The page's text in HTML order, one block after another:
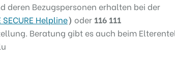
deren Bezugspersonen erhalten bei der
SECURE Helpline) oder 116 111
Beratung gibt es auch beim